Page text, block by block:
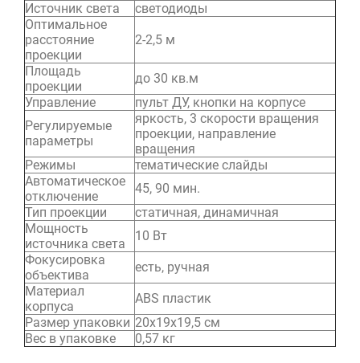
Источник света
светодиоды
Оптимальное
расстояние
проекции
2-2,5 м
Площадь
проекции
до 30 кв.м
Управление
пульт ДУ, кнопки на корпусе
Регулируемые
параметры
яркость, 3 скорости вращения
проекции, направление
вращения
Режимы
тематические слайды
Автоматическое
отключение
45, 90 мин.
Тип проекции
статичная, динамичная
Мощность
источника света
10 Вт
Фокусировка
объектива
есть, ручная
Материал
корпуса
ABS пластик
Размер упаковки 20х19х19,5 см
Вес в упаковке
0,57 кг